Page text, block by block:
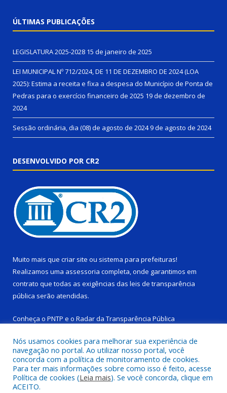
ÚLTIMAS PUBLICAÇÕES
LEGISLATURA 2025-2028 15 de janeiro de 2025
LEI MUNICIPAL Nº 712/2024, DE 11 DE DEZEMBRO DE 2024 (LOA
2025): Estima a receita e fixa a despesa do Município de Ponta de
Pedras para o exercício financeiro de 2025 19 de dezembro de
2024
Sessão ordinária, dia (08) de agosto de 20249 de agosto de 2024
DESENVOLVIDO POR CR2
Muito mais que criar site ou sistema para prefeituras!
Realizamos uma assessoria completa, onde garantimos em
contrato que todas as exigências das leis de transparência
pública serão atendidas.
Conheça o PNTP e o Radar da Transparência Pública
Todos os direitos reservados a Câmara Municipal de Ponta de
Pedras.
Nós usamos cookies para melhorar sua experiência de
navegação no portal. Ao utilizar nosso portal, você
concorda com a política de monitoramento de cookies.
Para ter mais informações sobre como isso é feito, acesse
Política de cookies (Leia mais). Se você concorda, clique em
ACEITO.